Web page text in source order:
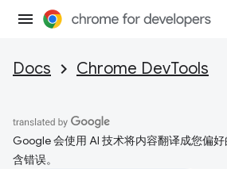
Docs Chrome DevTools
Google 会使用 AI 技术将内容翻译成您偏
含错误。